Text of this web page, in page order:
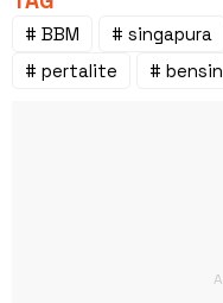
# BBM # singapura
# pertalite
# bensin